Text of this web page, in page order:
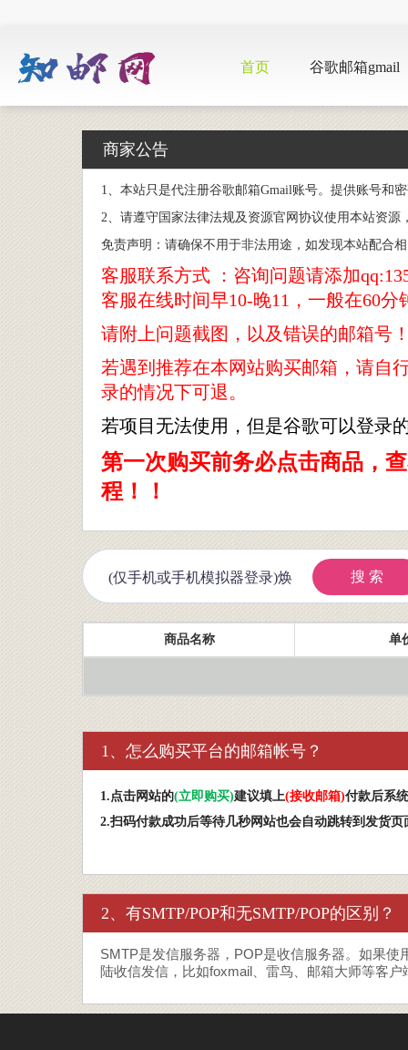
首页 谷歌邮箱gmail
商家公告
1、本站只是代注册谷歌邮箱Gmail账号。提供账号和
2、请遵守国家法律法规及资源官网协议使用本站资
免责声明：请确保不用于非法用途，如发现本站配合
客服联系方式 ：咨询问题请添加
客服在线时间早10-晚11，一般在60
请附上问题截图，以及错误的邮箱号
若遇到推荐在本网站购买邮箱，请自
录的情况下可退。
若项目无法使用，但是谷歌可以登录
第一次购买前务必点击商品，
程！！
搜 索
商品名称 单
1、怎么购买平台的邮箱帐号？
1.点击网站的(立即购买)建议填上(接收邮箱)付款后系
2.扫码付款成功后等待几秒网站也会自动跳转到发货页
2、有SMTP/POP和无SMTP/POP的区别？
SMTP是发信服务器，POP是收信服务器。如果
陆收信发信，比如foxmail、雷鸟、邮箱大师等客户